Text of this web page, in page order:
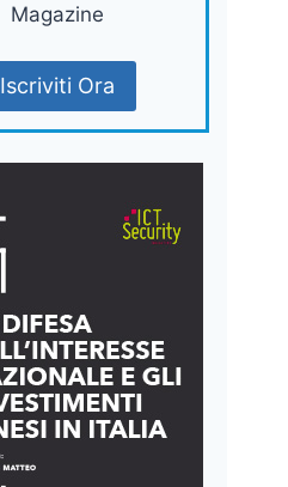
Magazine
Iscriviti Ora